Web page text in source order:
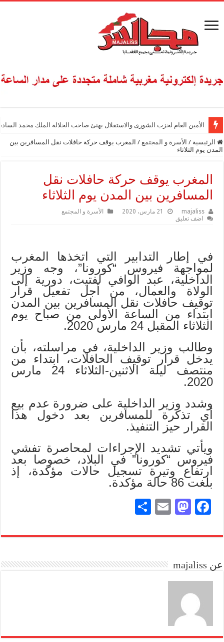
الأمين العام لحزب الشورى والاستقلال يهنئ صاحب الجلالة الملك محمد
الرئيسية / الأسرة و المجتمع / المغرب يوقف حركة حافلات نقل المسافرين بين
المدن يوم الثلاثاء
المغرب يوقف حركة حافلات نقل
المسافرين بين المدن يوم الثلاثاء
majaliss 21 مارس، 2020
الأسرة و المجتمع
اضف تعليق
في إطار التدابير التي اتخذها المغرب
لمواجهة فيروس “كورونا”، وجه وزير
الداخلية، عبد الوافي لفتيت، دورية إلى
الولاة والعمال، من أجل تفعيل قرار
توقيف حافلات نقل المسافرين بين المدن
ابتداء من الساعة الأولى من صباح يوم
الثلاثاء المقبل 24 مارس 2020.
وطالب وزير الداخلية، في مراسلته، بأن
يدخل قرار توقيف الحافلات، ابتداء من
منتصف ليلة الاثنين-الثلاثاء 24 مارس
2020.
وشدد وزير الداخلية على ضرورة عدم بيع
أي تذكرة للمسافرين بعد دخول هذا
القرار حيز التنفيذ.
ويأتي تشديد الإجراءات لمحاصرة تفشي
فيروس “كورونا” في البلاد، خصوصا بعد
ارتفاع وتيرة تسجيل حالات مؤكدة، إذ
بلغت 86 حالة مؤكدة.
Fa
bo
M
to
n
E
ail
re
عن majaliss